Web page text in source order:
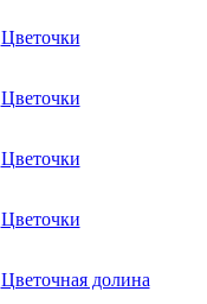
Цветочки
Цветочки
Цветочки
Цветочки
Цветочная долина